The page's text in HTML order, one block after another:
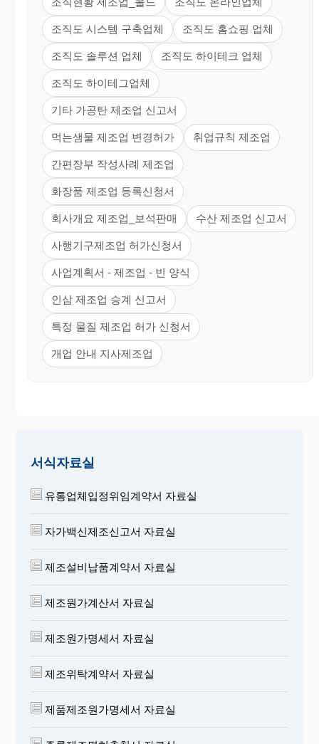
조직도 시스템 구축업체 조직도 홈쇼핑 업체
조직도 솔루션 업체 조직도 하이테크 업체
조직도 하이테그업체
기타 가공탄 제조업 신고서
먹는샘물 제조업 변경허가 취업규칙 제조업
간편장부 작성사례 제조업
화장품 제조업 등록신청서
회사개요 제조업_보석판매 수산 제조업 신고서
사행기구제조업 허가신청서
사업계획서 - 제조업 - 빈 양식
인삼 제조업 승계 신고서
특정 물질 제조업 허가 신청서
개업 안내 지사제조업
서식자료실
유통업체입정위임계약서 자료실
자가백신제조신고서 자료실
제조설비납품계약서 자료실
제조원가계산서 자료실
제조원가명세서 자료실
제조위탁계약서 자료실
제품제조원가명세서 자료실